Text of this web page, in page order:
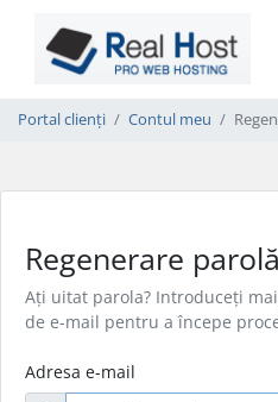
Portal clienți Contul meu
Regenerare parolă
Ați uitat parola? Introduceți
de e-mail pentru a începe
Adresa e-mail